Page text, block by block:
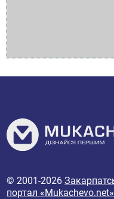
© 2001-2026
портал «Mukachevo.net»